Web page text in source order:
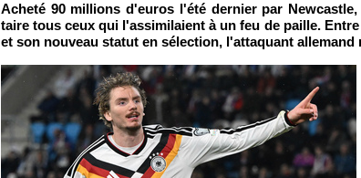
Acheté 90 millions d'euros l'été dernier par
taire tous ceux qui l'assimilaient à un feu de paille.
et son nouveau statut en sélection, l'attaquant